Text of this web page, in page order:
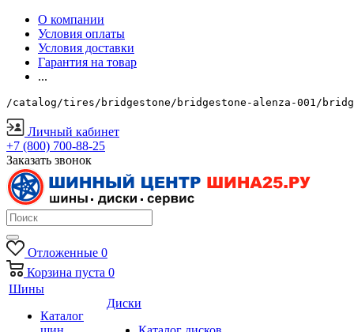
О компании
Условия оплаты
Условия доставки
Гарантия на товар
...
/catalog/tires/bridgestone/bridgestone-alenza-001/
Личный кабинет
+7 (800) 700-88-25
Заказать звонок
Отложенные 0
Корзина пуста 0
Шины
Каталог
Диски